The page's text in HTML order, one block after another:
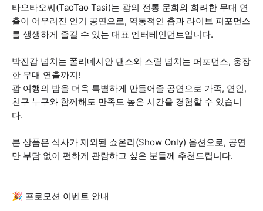
타오타오씨(TaoTao Tasi)는 괌의 전통 문화와 화려한 무대 연
출이 어우러진 인기 공연으로, 역동적인 춤과 라이브 퍼포먼스
를 생생하게 즐길 수 있는 대표 엔터테인먼트입니다.
박진감 넘치는 폴리네시안 댄스와 스릴 넘치는 퍼포먼스, 웅장
한 무대 연출까지!
괌 여행의 밤을 더욱 특별하게 만들어줄 공연으로 가족, 연인,
친구 누구와 함께해도 만족도 높은 시간을 경험할 수 있습니
다.
본 상품은 식사가 제외된 쇼온리(Show Only) 옵션으로, 공연
만 부담 없이 편하게 관람하고 싶은 분들께 추천드립니다.
🎉 프로모션 이벤트 안내